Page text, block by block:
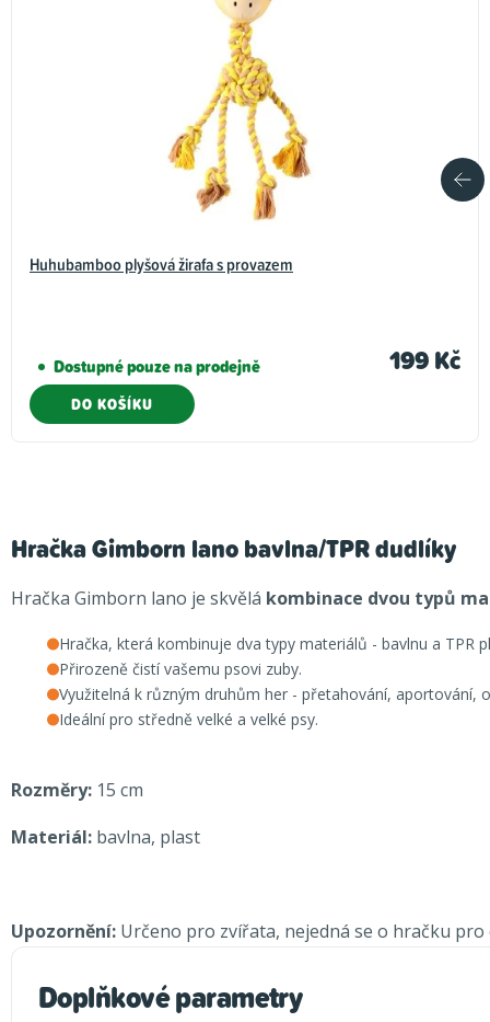
Huhubamboo plyšová žirafa s provazem
Dostupné pouze na prodejně 199 Kč
DO KOŠÍKU
Hračka Gimborn lano bavlna/TPR dudlíky
Hračka Gimborn lano je skvělá kombinace dvou typů
Hračka, která kombinuje dva typy materiálů - bavlnu a TPR
Přirozeně čistí vašemu psovi zuby.
Využitelná k různým druhům her - přetahování, aportování,
Ideální pro středně velké a velké psy.
Rozměry: 15 cm
Materiál: bavlna, plast
Upozornění: Určeno pro zvířata, nejedná se o hračku pro
Doplňkové parametry